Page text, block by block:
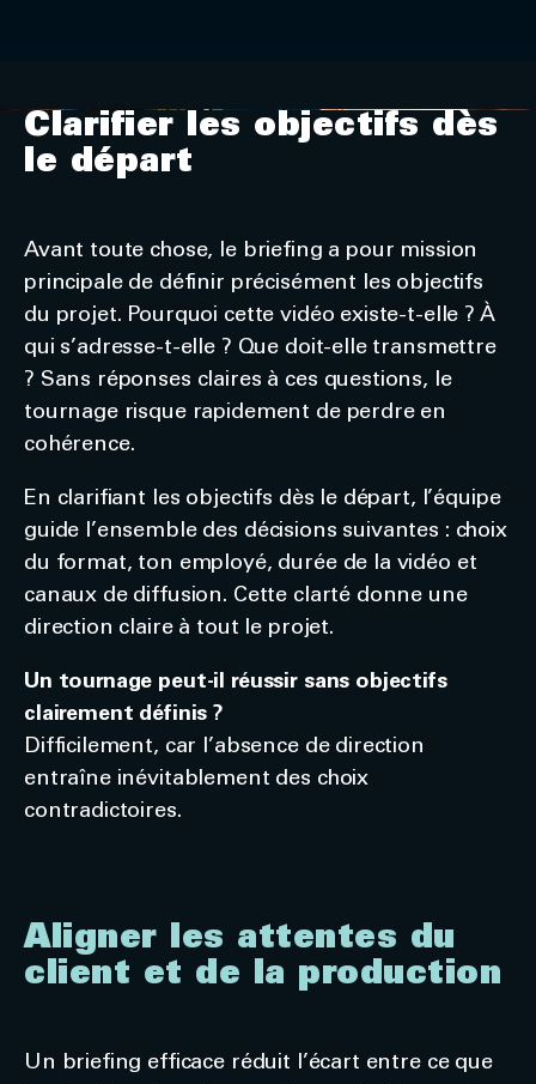
Clarifier les objectifs dès
le départ
Avant toute chose, le briefing a pour mission
principale de définir précisément les objectifs
du projet. Pourquoi cette vidéo existe-t-elle ? À
qui s’adresse-t-elle ? Que doit-elle transmettre
? Sans réponses claires à ces questions, le
tournage risque rapidement de perdre en
cohérence.
En clarifiant les objectifs dès le départ, l’équipe
guide l’ensemble des décisions suivantes : choix
du format, ton employé, durée de la vidéo et
canaux de diffusion. Cette clarté donne une
direction claire à tout le projet.
Un tournage peut-il réussir sans objectifs
clairement définis ?
Difficilement, car l’absence de direction
entraîne inévitablement des choix
contradictoires.
Aligner les attentes du
client et de la production
Un briefing efficace réduit l’écart entre ce que